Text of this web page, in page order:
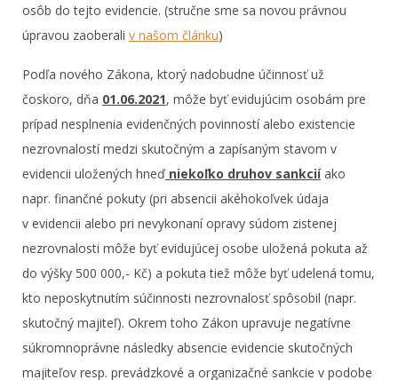
osôb do tejto evidencie. (stručne sme sa novou právnou
úpravou zaoberali v našom článku)
Podľa nového Zákona, ktorý nadobudne účinnosť už
čoskoro, dňa 01.06.2021, môže byť evidujúcim osobám pre
prípad nesplnenia evidenčných povinností alebo existencie
nezrovnalostí medzi skutočným a zapísaným stavom v
evidencii uložených hneďniekoľko druhov sankciíako
napr. finančné pokuty (pri absencii akéhokoľvek údaja
v evidencii alebo pri nevykonaní opravy súdom zistenej
nezrovnalosti môže byť evidujúcej osobe uložená pokuta až
do výšky 500 000,- Kč) a pokuta tiež môže byť udelená tomu,
kto neposkytnutím súčinnosti nezrovnalosť spôsobil (napr.
skutočný majiteľ). Okrem toho Zákon upravuje negatívne
súkromnoprávne následky absencie evidencie skutočných
majiteľov resp. prevádzkové a organizačné sankcie v podobe